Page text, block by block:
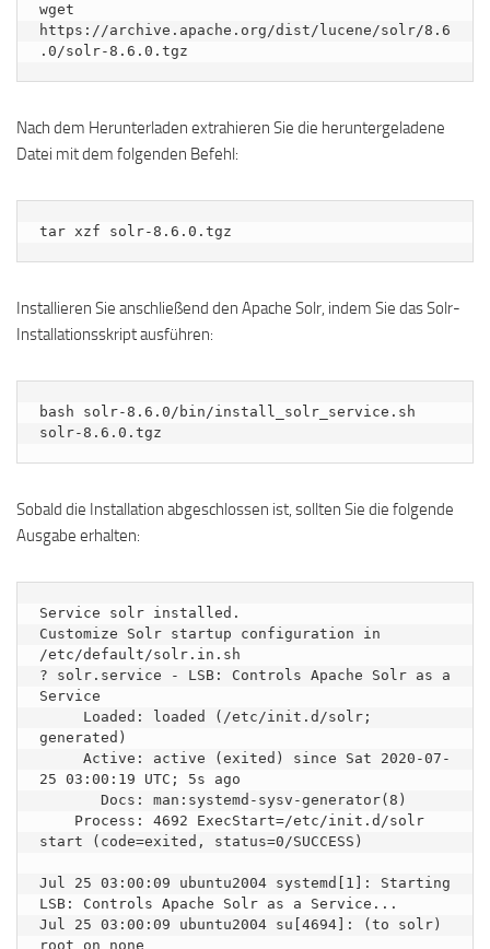
wget
https://archive.apache.org/dist/lucene/solr/8.6
.0/solr-8.6.0.tgz
Nach dem Herunterladen extrahieren Sie die heruntergeladene
Datei mit dem folgenden Befehl:
tar xzf solr-8.6.0.tgz
Installieren Sie anschließend den Apache Solr, indem Sie das Solr-
Installationsskript ausführen:
bash solr-8.6.0/bin/install_solr_service.sh
solr-8.6.0.tgz
Sobald die Installation abgeschlossen ist, sollten Sie die folgende
Ausgabe erhalten:
Service solr installed.
Customize Solr startup configuration in
/etc/default/solr.in.sh
? solr.service - LSB: Controls Apache Solr as a
Service
generated)
25 03:00:19 UTC; 5s ago
start (code=exited, status=0/SUCCESS)
Jul 25 03:00:09 ubuntu2004 systemd[1]: Starting
LSB: Controls Apache Solr as a Service...
Jul 25 03:00:09 ubuntu2004 su[4694]: (to solr)
root on none